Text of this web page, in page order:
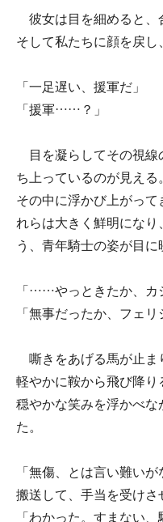
彼女は目を細めると、
そして私たちに顔を戻し
「一足遅い、援軍だ」
「援軍……？」
目を凝らしてその視線
ち上っているのが見える
その中に浮かび上がっ
れらは大きく鮮明にな
う、青年騎士の姿が目に
「……やっときたか、カ
「無事だったか、フェリ
嘶きをあげる馬が止ま
軽やかに鞍から飛び降
穏やかな笑みを浮かべな
た。
「無傷、とは言い難い
搬送して、手当を受けさ
「わかった。すまない